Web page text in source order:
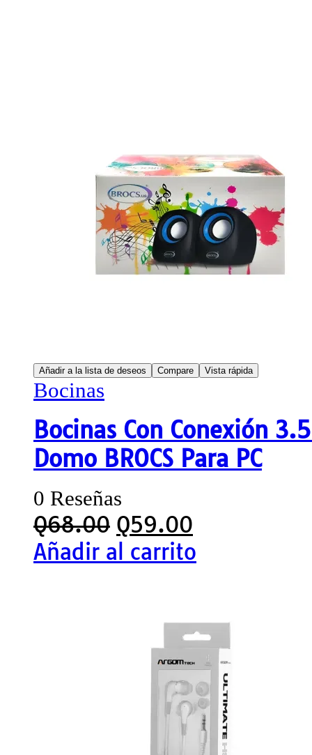
Añadir a la lista de deseos Compare Vista rápida
Bocinas
Bocinas Con Conexión
Domo BROCS Para PC
0 Reseñas
Q68.00 Q59.00
Añadir al carrito